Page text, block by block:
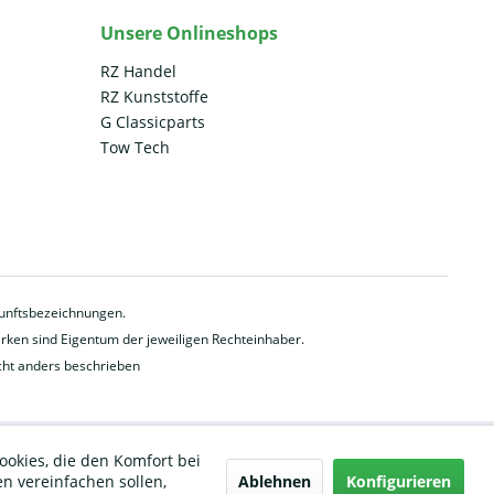
Unsere Onlineshops
RZ Handel
RZ Kunststoffe
G Classicparts
Tow Tech
sind Eigentum der jeweiligen Rechteinhaber.
anders beschrieben
die den Komfort bei
vereinfachen sollen,
Ablehnen Konfigurieren